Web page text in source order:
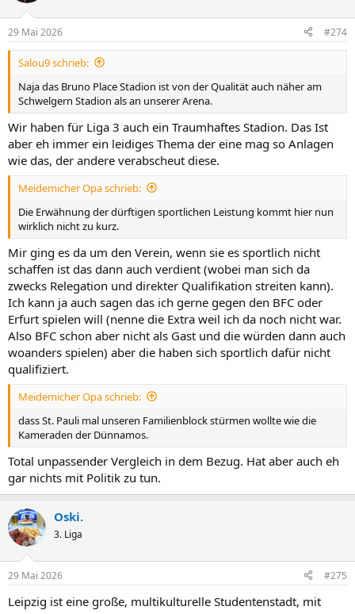
e
n
29 Mai 2026 #274
Salou9 schrieb:
Naja das Bruno Place Stadion ist von der Qualität auch näher am
Schwelgern Stadion als an unserer Arena.
Wir haben für Liga 3 auch ein Traumhaftes Stadion. Das Ist
aber eh immer ein leidiges Thema der eine mag so Anlagen
wie das, der andere verabscheut diese.
Meidemicher Opa schrieb:
Die Erwähnung der dürftigen sportlichen Leistung kommt hier nun
wirklich nicht zu kurz.
Mir ging es da um den Verein, wenn sie es sportlich nicht
schaffen ist das dann auch verdient (wobei man sich da
zwecks Relegation und direkter Qualifikation streiten kann).
Ich kann ja auch sagen das ich gerne gegen den BFC oder
Erfurt spielen will (nenne die Extra weil ich da noch nicht war.
Also BFC schon aber nicht als Gast und die würden dann auch
woanders spielen) aber die haben sich sportlich dafür nicht
qualifiziert.
Meidemicher Opa schrieb:
dass St. Pauli mal unseren Familienblock stürmen wollte wie die
Kameraden der Dünnamos.
Total unpassender Vergleich in dem Bezug. Hat aber auch eh
gar nichts mit Politik zu tun.
Oski.
3. Liga
29 Mai 2026 #275
Leipzig ist eine große, multikulturelle Studentenstadt, mit